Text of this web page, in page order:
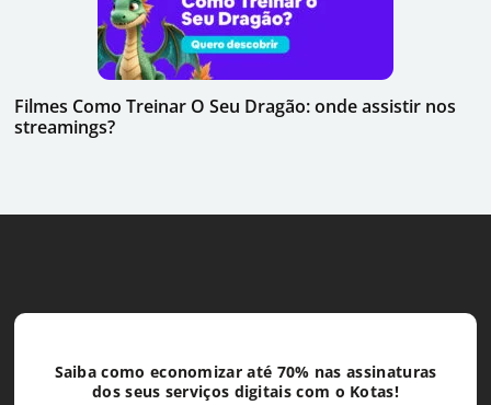
Filmes Como Treinar O Seu Dragão: onde assistir nos
streamings?
Saiba como economizar até 70% nas assinaturas
dos seus serviços digitais com o Kotas!